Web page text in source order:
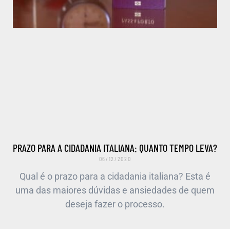
PRAZO PARA A CIDADANIA ITALIANA: QUANTO TEMPO LEVA?
06/12/2020
Qual é o prazo para a cidadania italiana? Esta é
uma das maiores dúvidas e ansiedades de quem
deseja fazer o processo.